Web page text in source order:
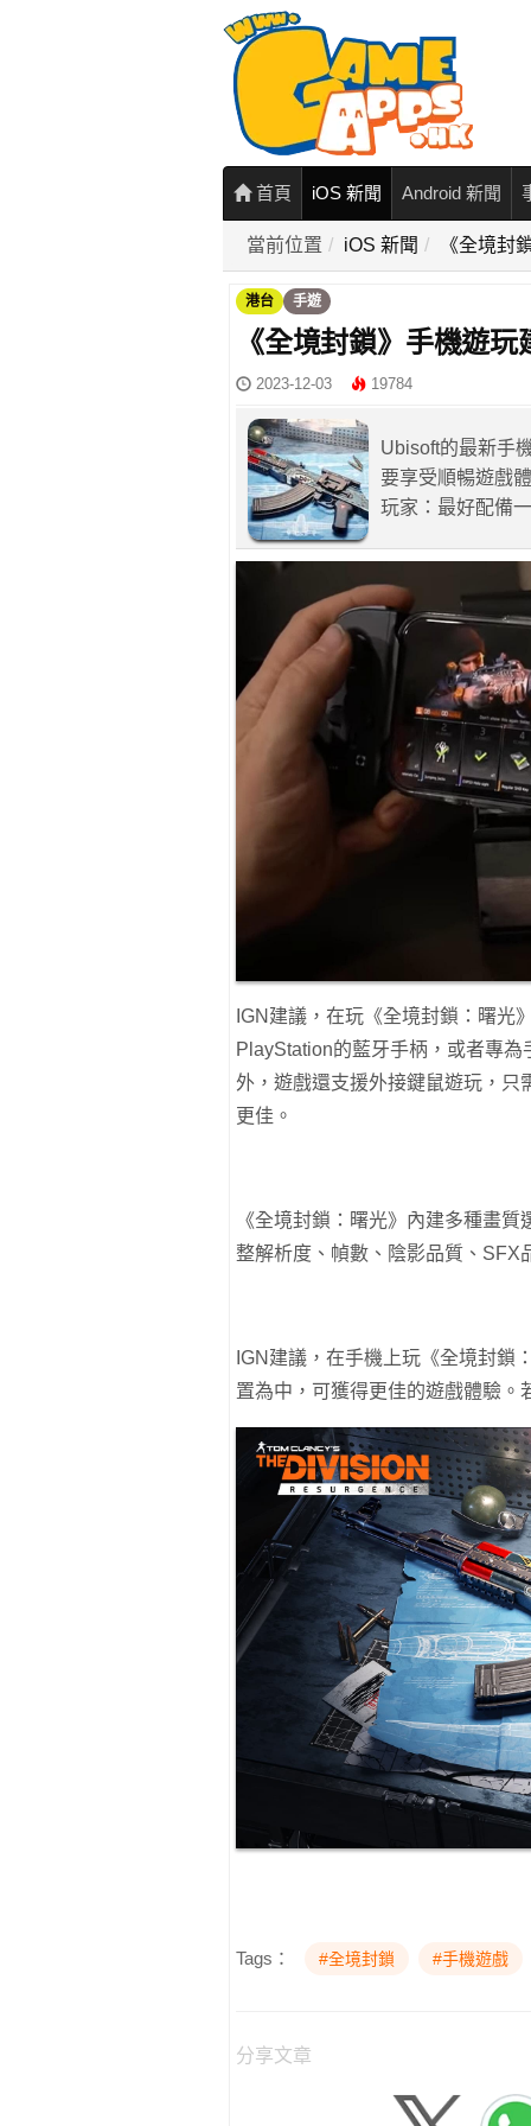
首頁 iOS 新聞 Android 新聞
當前位置 iOS 新聞 《全境封
港台 手遊
《全境封鎖》手機遊
2023-12-03 19784
Ubisoft的最新手
要享受順暢遊戲
玩家：最好配備
IGN建議，在玩《全境封鎖：曙光
PlayStation的藍牙手柄，或者專
外，遊戲還支援外接鍵鼠遊玩，只
更佳。
《全境封鎖：曙光》內建多種畫
整解析度、幀數、陰影品質、SFX
IGN建議，在手機上玩《全境封鎖
置為中，可獲得更佳的遊戲體驗。
Tags： #全境封鎖 #手機遊戲
分享文章